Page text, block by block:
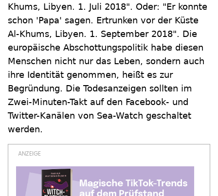
Khums, Libyen. 1. Juli 2018". Oder: "Er konnte
schon 'Papa' sagen. Ertrunken vor der Küste
Al-Khums, Libyen. 1. September 2018". Die
europäische Abschottungspolitik habe diesen
Menschen nicht nur das Leben, sondern auch
ihre Identität genommen, heißt es zur
Begründung. Die Todesanzeigen sollten im
Zwei-Minuten-Takt auf den Facebook- und
Twitter-Kanälen von Sea-Watch geschaltet
werden.